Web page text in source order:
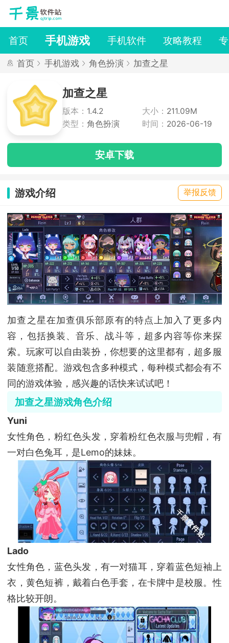
首页 手机游戏 手机软件 攻略教程
首页 手机游戏 角色扮演 加查之星
加查之星
版本： 1.4.2 大小： 211.09M
类型： 角色扮演 时间： 2026-06-19
安卓下载
游戏介绍 举报反馈
加查之星在加查俱乐部原有的特点上加入了更多内
容，包括换装、音乐、战斗等，超多内容等你来探
索。玩家可以自由装扮，你想要的这里都有，超多服
装随意搭配。游戏包含多种模式，每种模式都会有不
同的游戏体验，感兴趣的话快来试试吧！
加查之星游戏角色介绍
Yuni
女性角色，粉红色头发，穿着粉红色衣服与兜帽，有
一对白色兔耳，是Lemo的妹妹。
Lado
女性角色，蓝色头发，有一对猫耳，穿着蓝色短袖上
衣，黄色短裤，戴着白色手套，在卡牌中是校服。性
格比较开朗。